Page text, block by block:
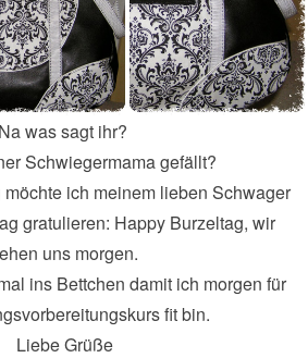
Na was sagt ihr?
Schwiegermama gefällt?
ich meinem lieben Schwager
gratulieren: Happy Burzeltag, wir
uns morgen.
ins Bettchen damit ich morgen für
fit bin.
Liebe Grüße